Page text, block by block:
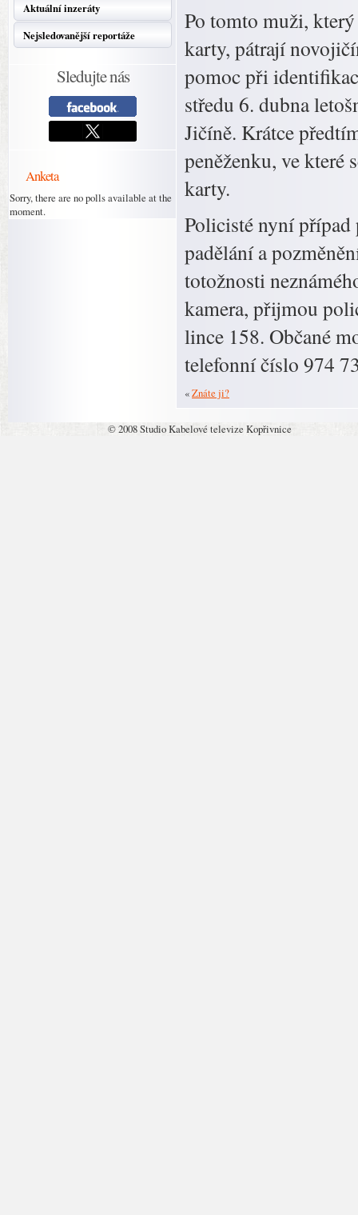
Aktuální inzeráty
Nejsledovanější reportáže
Sledujte nás
Anketa
Sorry, there are no polls available at the
moment.
Po tomto muži,
karty, pátrají
pomoc při
středu 6. dubna
Jičíně. Krátce
peněženku, ve které
karty.
Policisté nyní případ
padělání a
totožnosti
kamera, přijmou
lince 158. Občané
telefonní číslo 974
«Znáte ji?
© 2008 Studio Kabelové televize Kopřivnice